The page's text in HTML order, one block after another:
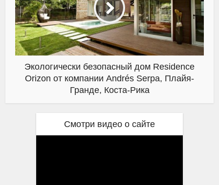
Экологически безопасный дом Residence
Orizon от компании Andrés Serpa, Плайя-
Гранде, Коста-Рика
Смотри видео о сайте